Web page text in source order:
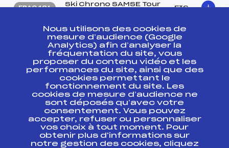
FRA0481
Ski Chrono SAMSE Tour
FIS
FRA0407
SKI CHRONO SAMSE
TOUR TECHNIQUE GS M
13-03-2021
FIS
FRA0406
SKI CHRONO SAMSE
TOUR TECHNIQUE
FIS
FRA0446
SKI CHRONO SAMSE
TOUR TECHNIQUE
FIS
FRA0448
SKI CHRONO SAMSE
TOUR TECHNIQUE
FIS
Nous utilisons des cookies de
mesure d’audience (Google
Analytics) afin d’analyser la
fréquentation du site, vous
proposer du contenu vidéo et les
performances du site, ainsi que des
cookies permettant le
fonctionnement du site. Les
cookies de mesure d’audience ne
sont déposés qu’avec votre
consentement. Vous pouvez
accepter, refuser ou personnaliser
vos choix à tout moment. Pour
obtenir plus d'informations sur
notre gestion des cookies, cliquez